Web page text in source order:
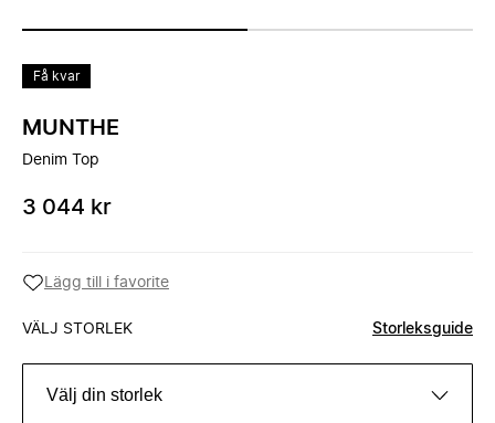
Få kvar
MUNTHE
Denim Top
3 044 kr
Lägg till i favorite
VÄLJ STORLEK Storleksguide
Välj din storlek